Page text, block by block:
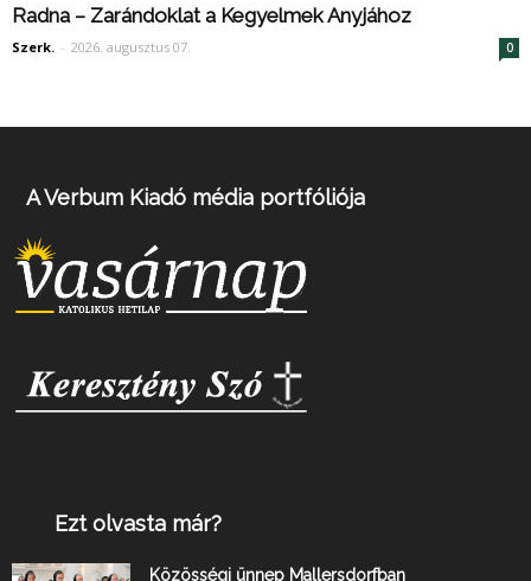
Radna – Zarándoklat a Kegyelmek Anyjához
Szerk. - 2026. augusztus 07. 0
A Verbum Kiadó média portfóliója
Ezt olvasta már?
Közösségi ünnep Mallersdorfban